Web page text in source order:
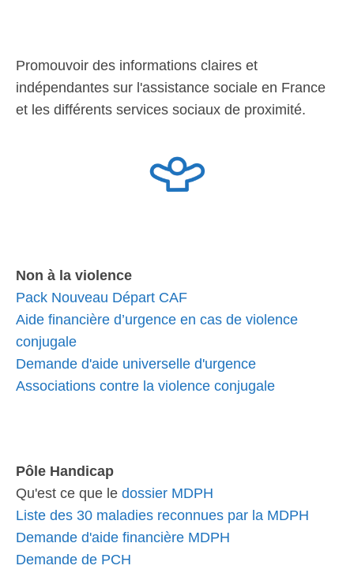
Promouvoir des informations claires et
indépendantes sur l'assistance sociale en France
et les différents services sociaux de proximité.
Non à la violence
Pack Nouveau Départ CAF
Aide financière d’urgence en cas de violence
conjugale
Demande d'aide universelle d'urgence
Associations contre la violence conjugale
Pôle Handicap
Qu'est ce que le dossier MDPH
Liste des 30 maladies reconnues par la MDPH
Demande d'aide financière MDPH
Demande de PCH